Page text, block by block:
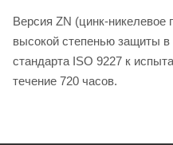
Версия ZN (цинк-никелевое
высокой степенью защиты в
стандарта ISO 9227 к
течение 720 часов.